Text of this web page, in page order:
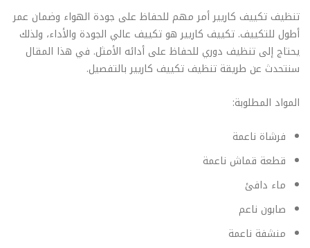
تنظيف تكييف كاريير أمر مهم للحفاظ على جودة الهواء وضمان عمر
أطول للتكييف. تكييف كاريير هو تكييف عالي الجودة والأداء، ولذلك
يحتاج إلى تنظيف دوري للحفاظ على أدائه الأمثل. في هذا المقال
سنتحدث عن طريقة تنظيف تكييف كاريير بالتفصيل.
المواد المطلوبة:
فرشاة ناعمة
قطعة قماش ناعمة
ماء دافئ
صابون ناعم
منشفة ناعمة